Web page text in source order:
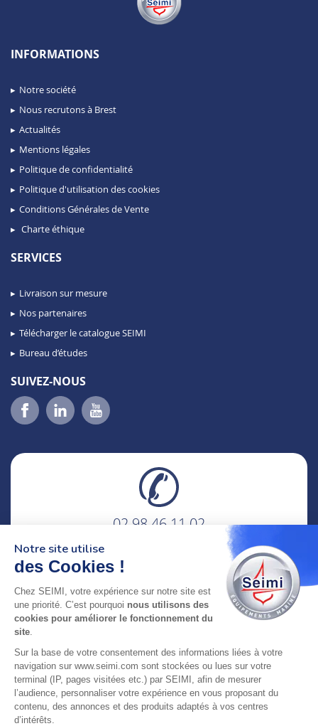
INFORMATIONS
Notre société
Nous recrutons à Brest
Actualités
Mentions légales
Politique de confidentialité
Politique d'utilisation des cookies
Conditions Générales de Vente
Charte éthique
SERVICES
Livraison sur mesure
Nos partenaires
Télécharger le catalogue SEIMI
Bureau d’études
SUIVEZ-NOUS
02 98 46 11 02
adresse : 75 Rue Amiral Troude,
29200 Brest FRANCE
LABELLISÉE
Notre site utilise
des Cookies !
Chez SEIMI, votre expérience sur notre site est
une priorité. C’est pourquoi nous utilisons des
cookies pour améliorer le fonctionnement du
site.
Sur la base de votre consentement des informations liées à votre
navigation sur www.seimi.com sont stockées ou lues sur votre
terminal (IP, pages visitées etc.) par SEIMI, afin de mesurer
l’audience, personnaliser votre expérience en vous proposant du
contenu, des annonces et des produits adaptés à vos centres
d’intérêts.